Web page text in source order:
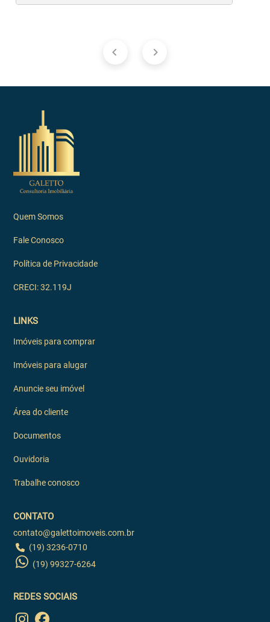
Quem Somos
Fale Conosco
Política de Privacidade
CRECI: 32.119J
LINKS
Imóveis para comprar
Imóveis para alugar
Anuncie seu imóvel
Área do cliente
Documentos
Ouvidoria
Trabalhe conosco
CONTATO
contato@galettoimoveis.com.br
(19) 3236-0710
(19) 99327-6264
REDES SOCIAIS